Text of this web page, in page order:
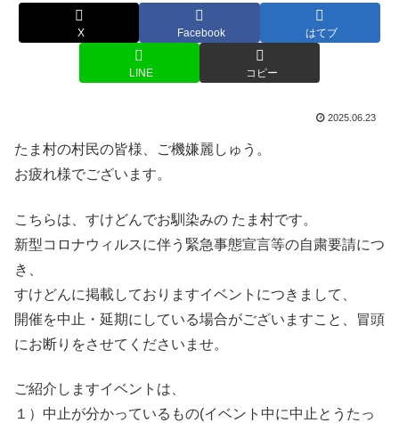
X Facebook はてブ
LINE コピー
2025.06.23
たま村の村民の皆様、ご機嫌麗しゅう。
お疲れ様でございます。
こちらは、すけどんでお馴染みの たま村です。
新型コロナウィルスに伴う緊急事態宣言等の自粛要請につ
き、
すけどんに掲載しておりますイベントにつきまして、
開催を中止・延期にしている場合がございますこと、冒頭
にお断りをさせてくださいませ。
ご紹介しますイベントは、
１）中止が分かっているもの(イベント中に中止とうたっ